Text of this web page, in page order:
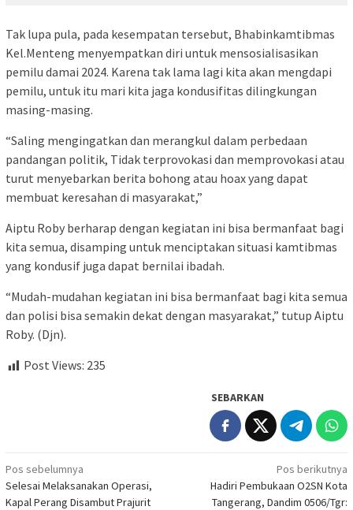
Tak lupa pula, pada kesempatan tersebut, Bhabinkamtibmas
Kel.Menteng menyempatkan diri untuk mensosialisasikan
pemilu damai 2024. Karena tak lama lagi kita akan mengdapi
pemilu, untuk itu mari kita jaga kondusifitas dilingkungan
masing-masing.
“Saling mengingatkan dan merangkul dalam perbedaan
pandangan politik, Tidak terprovokasi dan memprovokasi atau
turut menyebarkan berita bohong atau hoax yang dapat
membuat keresahan di masyarakat,”
Aiptu Roby berharap dengan kegiatan ini bisa bermanfaat bagi
kita semua, disamping untuk menciptakan situasi kamtibmas
yang kondusif juga dapat bernilai ibadah.
“Mudah-mudahan kegiatan ini bisa bermanfaat bagi kita semua
dan polisi bisa semakin dekat dengan masyarakat,” tutup Aiptu
Roby. (Djn).
Post Views: 235
SEBARKAN
Navigasi
pos
Pos sebelumnya
Selesai Melaksanakan Operasi,
Kapal Perang Disambut Prajurit
Pos berikutnya
Hadiri Pembukaan O2SN Kota
Tangerang, Dandim 0506/Tgr: